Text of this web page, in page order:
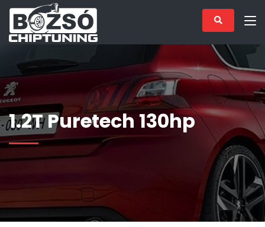
1.2T Puretech 130hp